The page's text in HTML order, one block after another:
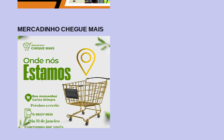
MERCADINHO CHEGUE MAIS